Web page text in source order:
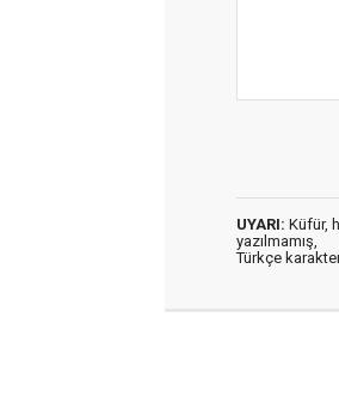
UYARI: Küfür,
yazılmamış,
Türkçe